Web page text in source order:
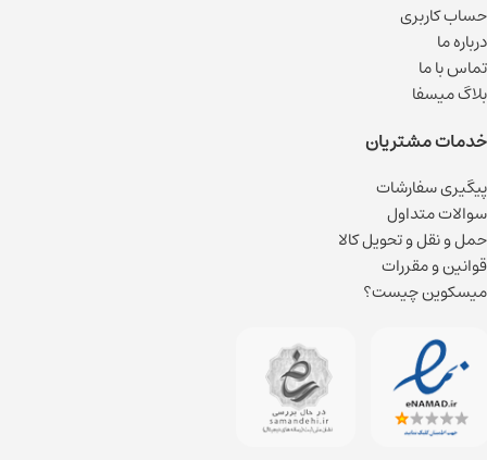
حساب کاربری
درباره ما
تماس با ما
بلاگ میسفا
خدمات مشتریان
پیگیری سفارشات
سوالات متداول
حمل و نقل و تحویل کالا
قوانین و مقررات
میسکوین چیست؟